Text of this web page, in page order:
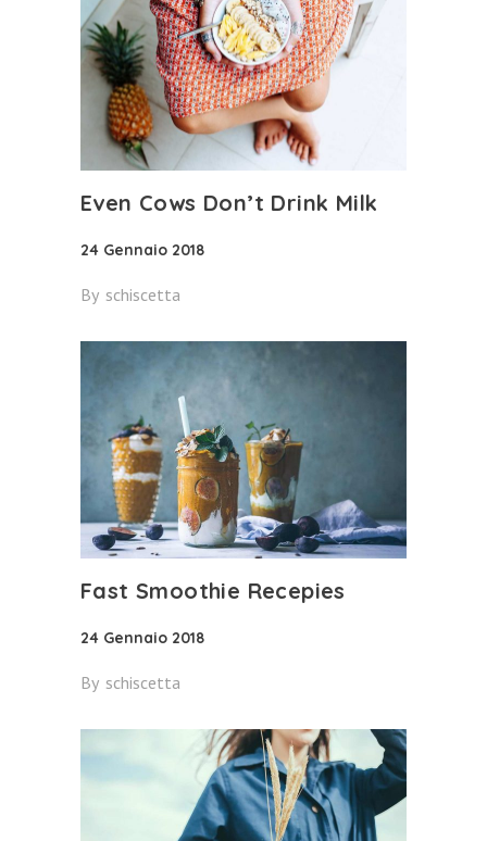
Even Cows Don’t Drink Milk
24 Gennaio 2018
By schiscetta
Fast Smoothie Recepies
24 Gennaio 2018
By schiscetta